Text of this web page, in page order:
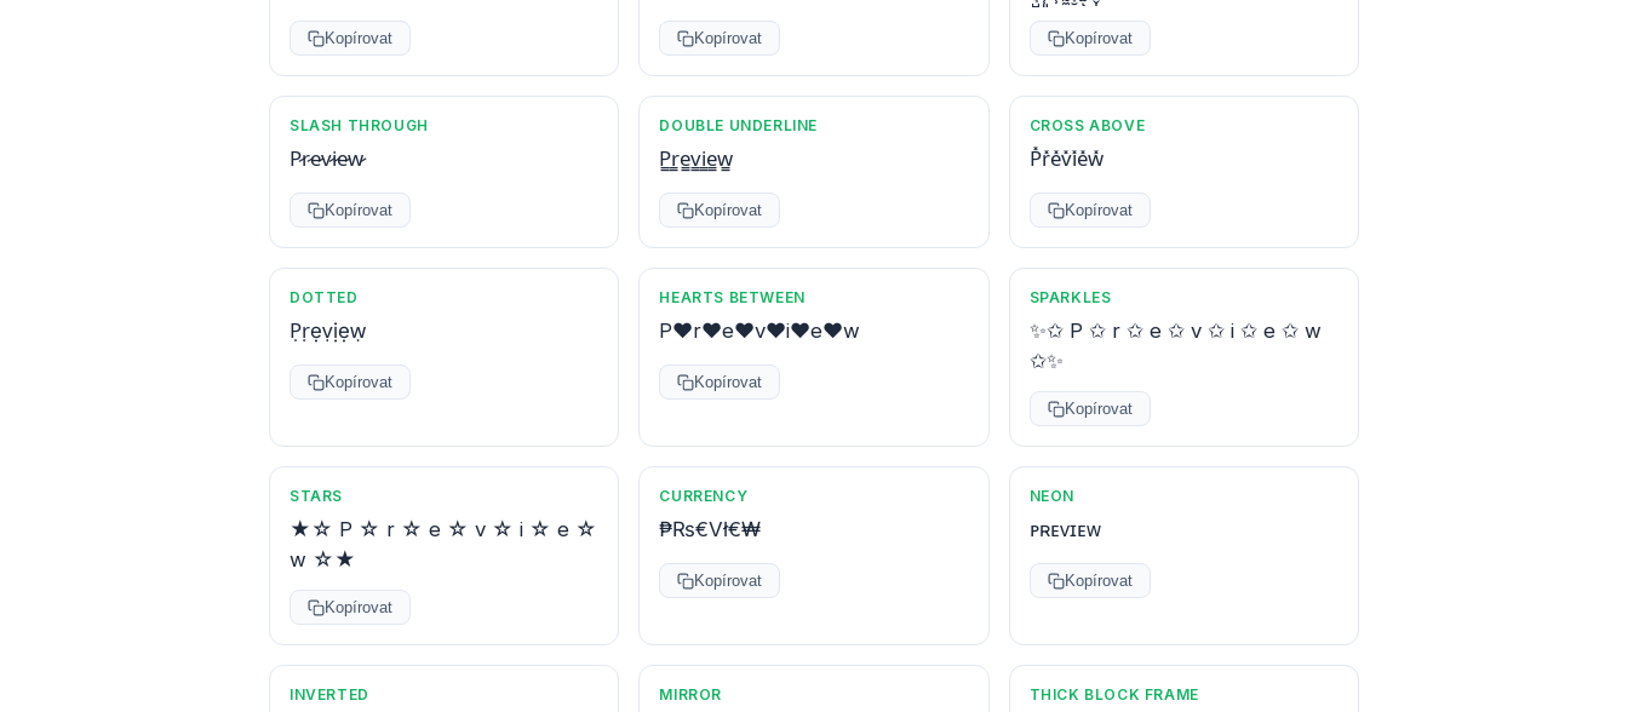
Kopírovat Kopírovat Kopírovat
SLASH THROUGH
P̷r̷e̷v̷i̷e̷w̷
Kopírovat
DOUBLE UNDERLINE
P̳r̳e̳v̳i̳e̳w̳
Kopírovat
CROSS ABOVE
P̽r̽e̽v̽i̽e̽w̽
Kopírovat
DOTTED
P̣ṛẹṿịẹẉ
Kopírovat
HEARTS BETWEEN
P♥r♥e♥v♥i♥e♥w
Kopírovat
SPARKLES
✨✩ P ✩ r ✩ e ✩ v ✩ i ✩ e ✩ w
✩✨
Kopírovat
STARS
★☆ P ☆ r ☆ e ☆ v ☆ i ☆ e ☆
w ☆★
Kopírovat
CURRENCY
₱₨€Vł€₩
Kopírovat
NEON
ᴘʀᴇᴠɪᴇᴡ
Kopírovat
INVERTED MIRROR THICK BLOCK FRAME